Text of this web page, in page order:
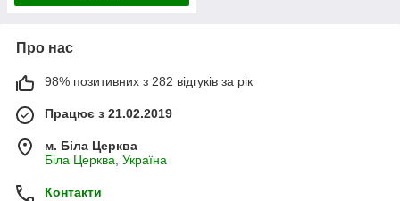
Про нас
98% позитивних з 282 відгуків за рік
Працює з 21.02.2019
м. Біла Церква
Біла Церква, Україна
Контакти